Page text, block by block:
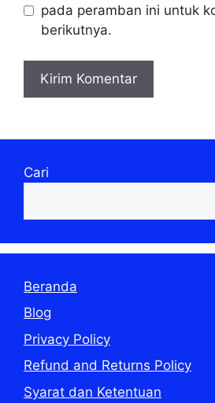
pada peramban ini untuk
berikutnya.
Cari
Beranda
Blog
Privacy Policy
Refund and Returns Policy
Syarat dan Ketentuan